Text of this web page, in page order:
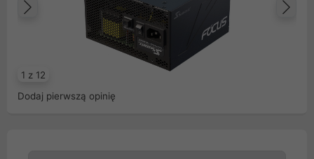
1 z 12
Poprzedni
Dodaj pierwszą opinię